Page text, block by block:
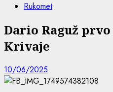
Rukomet
Dario Raguž
Krivaje
10/06/2025